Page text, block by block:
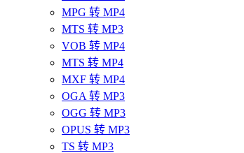
MPG 转 MP4
MTS 转 MP3
VOB 转 MP4
MTS 转 MP4
MXF 转 MP4
OGA 转 MP3
OGG 转 MP3
OPUS 转 MP3
TS 转 MP3